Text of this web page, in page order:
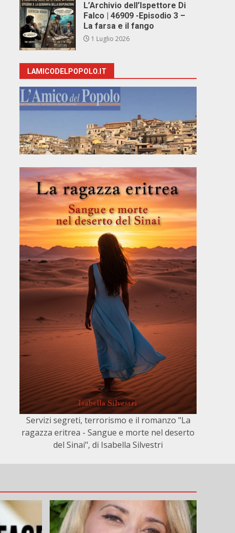
L’Archivio dell’Ispettore Di
Falco | 46909 -Episodio 3 –
La farsa e il fango
1 Luglio 2026
LAMICODELPOPOLO.IT
Servizi segreti, terrorismo e il romanzo "La
ragazza eritrea - Sangue e morte nel deserto
del Sinai", di Isabella Silvestri